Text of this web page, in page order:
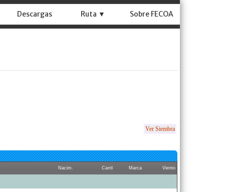
Descargas Ruta ▼ Sobre FECOA
Ver Siembra
Nacim. Carril Marca Viento